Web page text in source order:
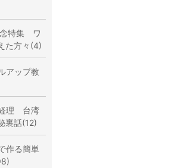
特集 ワ
た方々(4)
アップ教
理 台湾
裏話(12)
作る簡単